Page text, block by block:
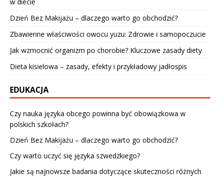
Dzień Bez Makijażu – dlaczego warto go obchodzić?
Zbawienne właściwości owocu yuzu: Zdrowie i samopoczucie
Jak wzmocnić organizm po chorobie? Kluczowe zasady diety
Dieta kisielowa – zasady, efekty i przykładowy jadłospis
EDUKACJA
Czy nauka języka obcego powinna być obowiązkowa w
polskich szkołach?
Dzień Bez Makijażu – dlaczego warto go obchodzić?
Czy warto uczyć się języka szwedzkiego?
Jakie są najnowsze badania dotyczące skuteczności różnych